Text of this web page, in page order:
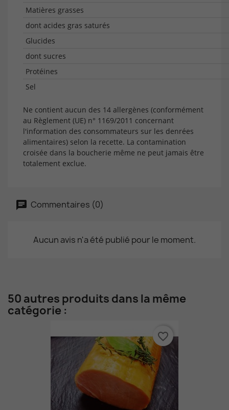
Matières grasses
dont acides gras saturés
Glucides
dont sucres
Protéines
Sel
Ne contient aucun des 14 allergènes (conformément
au Règlement (UE) n° 1169/2011 concernant
l'information des consommateurs sur les denrées
alimentaires) selon la recette. La contamination
croisée dans la boucherie même ne peut jamais être
totalement exclue.
Commentaires (0)
Aucun avis n'a été publié pour le moment.
50 autres produits dans la même
catégorie :
favorite_border